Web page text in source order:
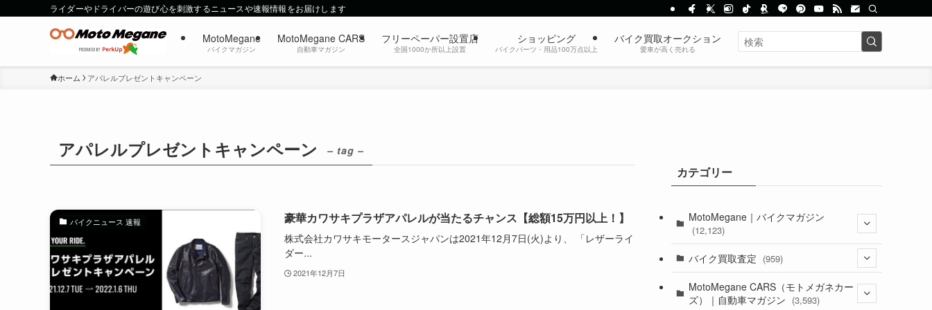
ライダーやドライバーの遊び心を刺激するニュースや速報情報をお届けします
MotoMegane
バイクマガジン
MotoMegane CARS
自動車マガジン
フリーペーパー設置店
全国1000か所以上設置
ショッピング
バイクパーツ・用品100万点以上
バイク買取オークション
愛車が高く売れる
ホーム アパレルプレゼントキャンペーン
アパレルプレゼントキャンペーン – tag –
バイクニュース 速報 豪華カワサキプラザアパレルが当たるチャンス【総額15万円以上！】
株式会社カワサキモータースジャパンは2021年12月7日(火)より、 「レザーライ
ダー...
2021年12月7日
カテゴリー
MotoMegane｜バイクマガジン
(12,123)
(44)
バイク買取査定 (959)
(352)
MotoMegane CARS（モトメガネカー
ズ）｜自動車マガジン (3,593)